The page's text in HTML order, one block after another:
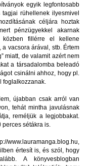
egyik legfontosabb
rühellenek ilyesmivel
céljára hoztak
pénzügyekkel akarnak
fillérre el kellene
vacsora árával, stb. Értem
miatt, de valamit azért nem
a társadalomba beleadó
csinálni ahhoz, hogy pl.
foglalkozzanak.
újabban csak arról van
tehát mintha javulásnak
reméljük a legjobbakat.
perces sétákra is.
www.lauramanga.blog.hu,
értesít is, és szól, hogy
A könyvesblogban